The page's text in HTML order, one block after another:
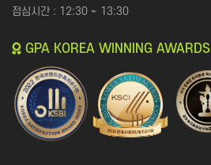
점심시간 : 12:30 ~ 13:30
GPA KOREA WINNING AWARDS